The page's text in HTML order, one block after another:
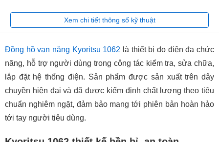
Xem chi tiết thông số kỹ thuật
Đồng hồ vạn năng Kyoritsu 1062 là thiết bị đo điện đa chức
năng, hỗ trợ người dùng trong công tác kiểm tra, sửa chữa,
lắp đặt hệ thống điện. Sản phẩm được sản xuất trên dây
chuyền hiện đại và đã được kiểm định chất lượng theo tiêu
chuẩn nghiêm ngặt, đảm bảo mang tới phiên bản hoàn hảo
tới tay người tiêu dùng.